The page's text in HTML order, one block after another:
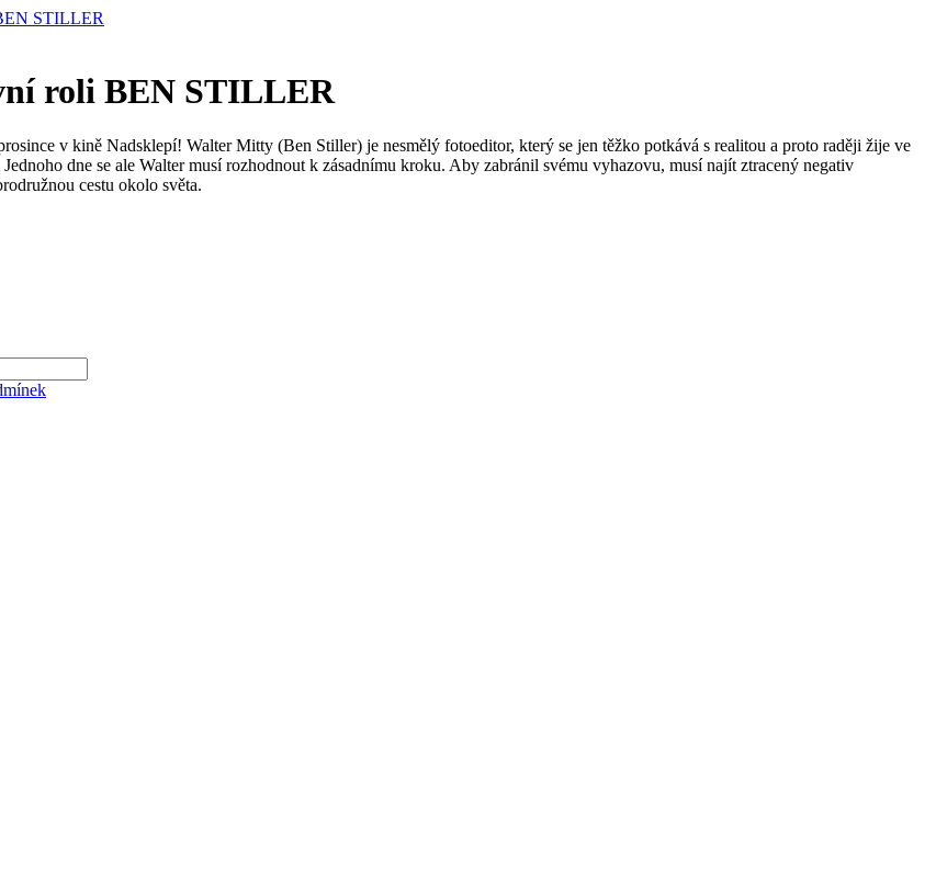
STILLER
roli BEN STILLER
v kině Nadsklepí! Walter Mitty (Ben Stiller) je nesmělý fotoeditor, který se jen těžko potkává s realitou a proto raději žije ve
dne se ale Walter musí rozhodnout k zásadnímu kroku. Aby zabránil svému vyhazovu, musí najít ztracený negativ
cestu okolo světa.